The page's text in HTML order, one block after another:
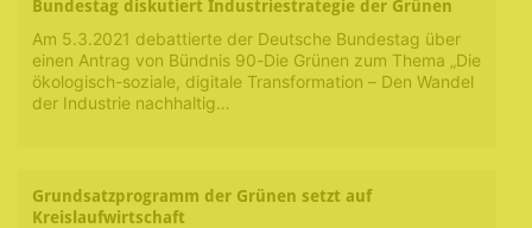
Bundestag diskutiert Industriestrategie der Grünen
Am 5.3.2021 debattierte der Deutsche Bundestag über
einen Antrag von Bündnis 90-Die Grünen zum Thema „Die
ökologisch-soziale, digitale Transformation – Den Wandel
der Industrie nachhaltig…
Grundsatzprogramm der Grünen setzt auf
Kreislaufwirtschaft